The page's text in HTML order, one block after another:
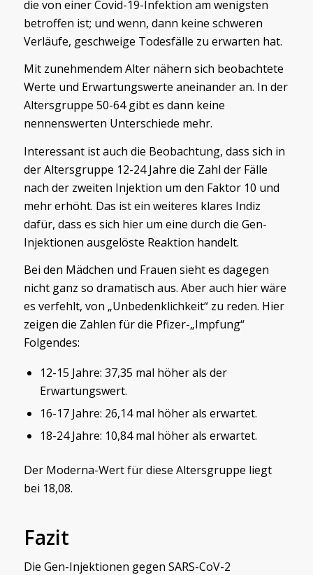
die von einer Covid-19-Infektion am wenigsten
betroffen ist; und wenn, dann keine schweren
Verläufe, geschweige Todesfälle zu erwarten hat.
Mit zunehmendem Alter nähern sich beobachtete
Werte und Erwartungswerte aneinander an. In der
Altersgruppe 50-64 gibt es dann keine
nennenswerten Unterschiede mehr.
Interessant ist auch die Beobachtung, dass sich in
der Altersgruppe 12-24 Jahre die Zahl der Fälle
nach der zweiten Injektion um den Faktor 10 und
mehr erhöht. Das ist ein weiteres klares Indiz
dafür, dass es sich hier um eine durch die Gen-
Injektionen ausgelöste Reaktion handelt.
Bei den Mädchen und Frauen sieht es dagegen
nicht ganz so dramatisch aus. Aber auch hier wäre
es verfehlt, von „Unbedenklichkeit“ zu reden. Hier
zeigen die Zahlen für die Pfizer-„Impfung“
Folgendes:
12-15 Jahre: 37,35 mal höher als der
Erwartungswert.
16-17 Jahre: 26,14 mal höher als erwartet.
18-24 Jahre: 10,84 mal höher als erwartet.
Der Moderna-Wert für diese Altersgruppe liegt
bei 18,08.
Fazit
Die Gen-Injektionen gegen SARS-CoV-2